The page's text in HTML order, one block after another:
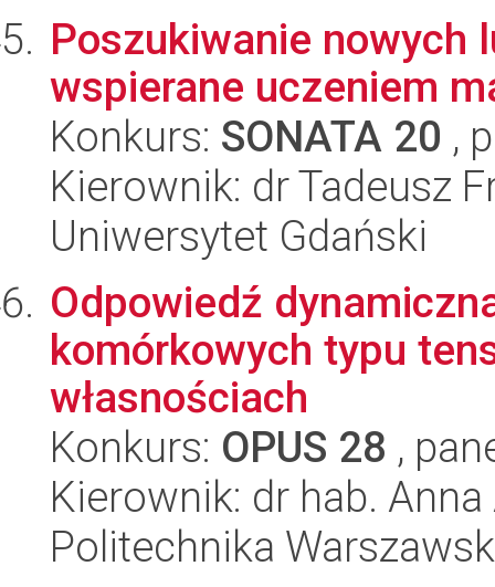
Poszukiwanie nowych
wspierane uczeniem
Konkurs: SONATA 20 ,
Kierownik: dr Tadeusz
Uniwersytet Gdański
Odpowiedź
komórkowych typu
własnościach
Konkurs: OPUS 28 ,
Kierownik: dr hab.
Politechnika